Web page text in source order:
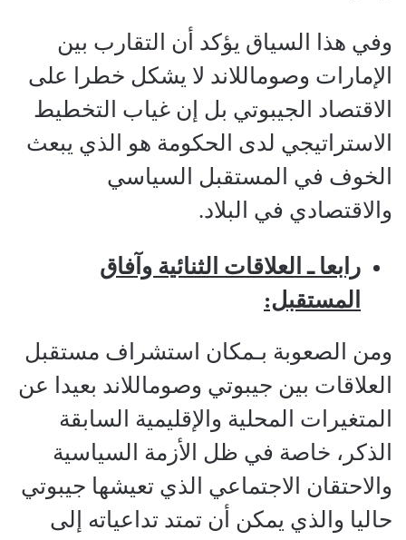
وفي هذا السياق يؤكد أن التقارب بين
الإمارات وصوماللاند لا يشكل خطرا على
الاقتصاد الجيبوتي بل إن غياب التخطيط
الاستراتيجي لدى الحكومة هو الذي يبعث
الخوف في المستقبل السياسي
والاقتصادي في البلاد.
رابعا ـ العلاقات الثنائية وآفاق
المستقبل:
ومن الصعوبة بـمكان استشراف مستقبل
العلاقات بين جيبوتي وصوماللاند بعيدا عن
المتغيرات المحلية والإقليمية السابقة
الذكر، خاصة في ظل الأزمة السياسية
والاحتقان الاجتماعي الذي تعيشها جيبوتي
حاليا والذي يمكن أن تمتد تداعياته إلى